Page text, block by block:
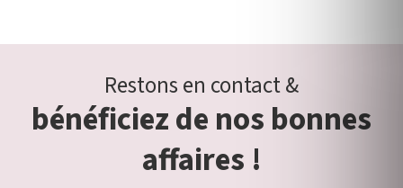
Restons en contact &
bénéficiez de nos bonnes
affaires !